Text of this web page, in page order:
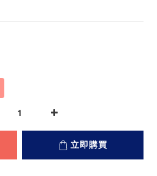
立即購買